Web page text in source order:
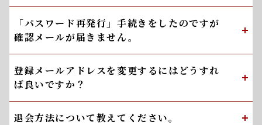
「パスワード再発行」手続きをしたのですが
確認メールが届きません。
登録メールアドレスを変更するにはどうすれ
ば良いですか？
退会方法について教えてください。